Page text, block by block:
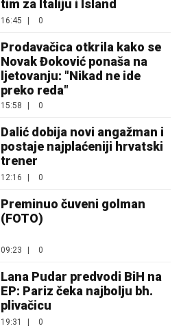
tim za Italiju i Island
16:45 0
Prodavačica otkrila kako se
Novak Đoković ponaša na
ljetovanju: "Nikad ne ide
preko reda"
15:58 0
Dalić dobija novi angažman i
postaje najplaćeniji hrvatski
trener
12:16 0
Preminuo čuveni golman
(FOTO)
09:23 | 0
Lana Pudar predvodi BiH na
EP: Pariz čeka najbolju bh.
plivačicu
19:31 0